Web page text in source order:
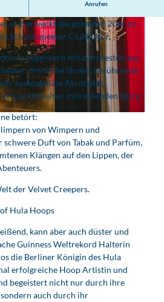
Anrufen
und erweckt die goldenen 20er zu
Schuss queerer Clubkultur.
begeistern mit dem besten aus
Sinnliche Shows, berührende
spektakuläre Akrobatik,
in einer mitreißenden Story.
betört:
von Wimpern und
schwere Duft von Tabak und Parfüm,
Klängen auf den Lippen, der
der Velvet Creepers.
Hula Hoops
kann aber auch düster und
Guinness Weltrekord Halterin
die Berliner Königin des Hula
erfolgreiche Hoop Artistin und
begeistert nicht nur durch ihre
auch durch ihr